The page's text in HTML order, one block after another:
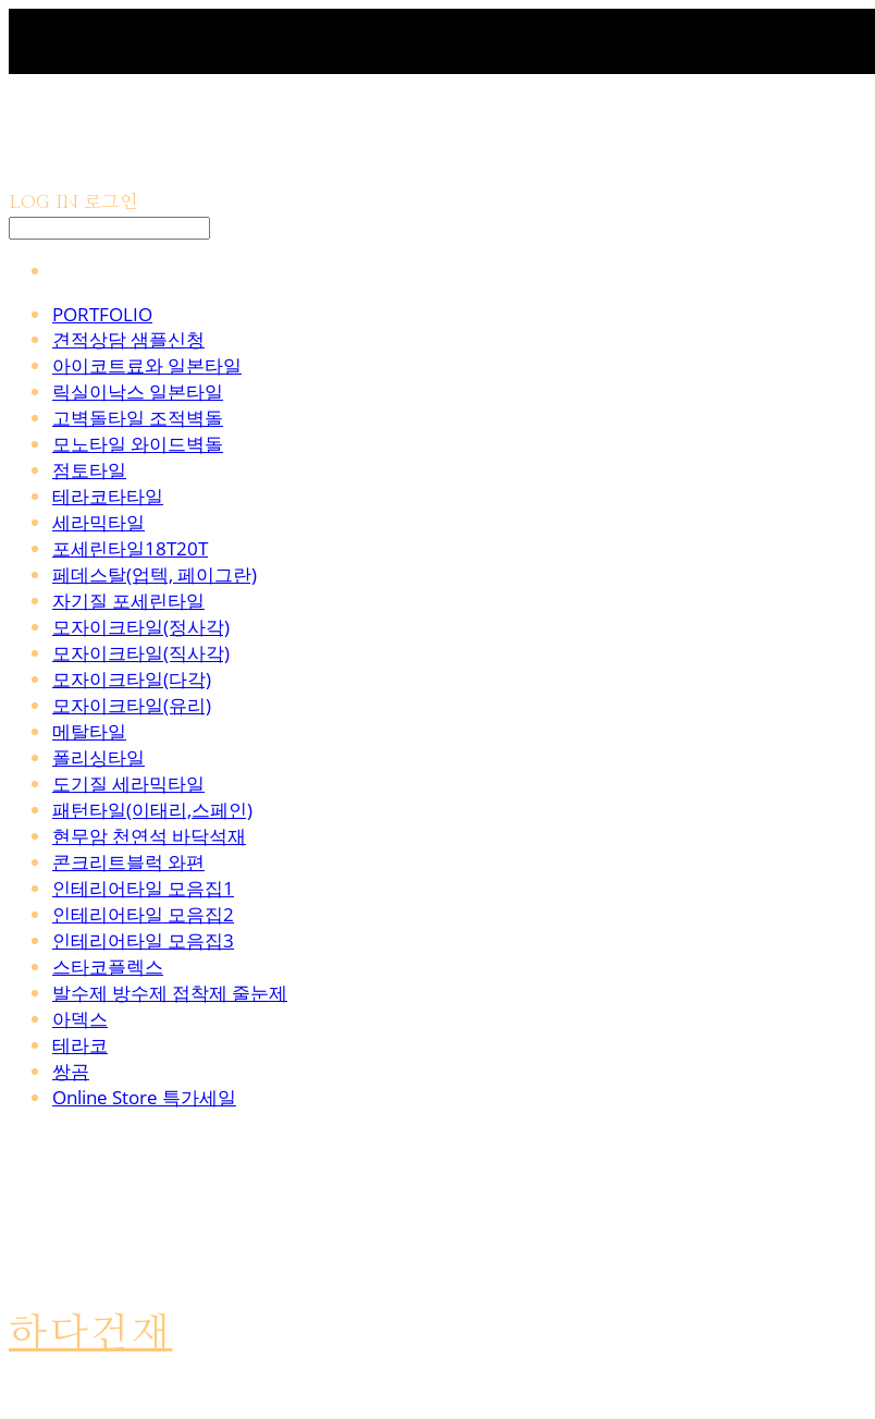
LOG IN 로그인
PORTFOLIO
견적상담 샘플신청
아이코트료와 일본타일
릭실이낙스 일본타일
고벽돌타일 조적벽돌
모노타일 와이드벽돌
점토타일
테라코타타일
세라믹타일
포세린타일18T20T
페데스탈(업텍, 페이그란)
자기질 포세린타일
모자이크타일(정사각)
모자이크타일(직사각)
모자이크타일(다각)
모자이크타일(유리)
메탈타일
폴리싱타일
도기질 세라믹타일
패턴타일(이태리,스페인)
현무암 천연석 바닥석재
콘크리트블럭 와편
인테리어타일 모음집1
인테리어타일 모음집2
인테리어타일 모음집3
스타코플렉스
발수제 방수제 접착제 줄눈제
아덱스
테라코
쌍곰
Online Store 특가세일
하다건재